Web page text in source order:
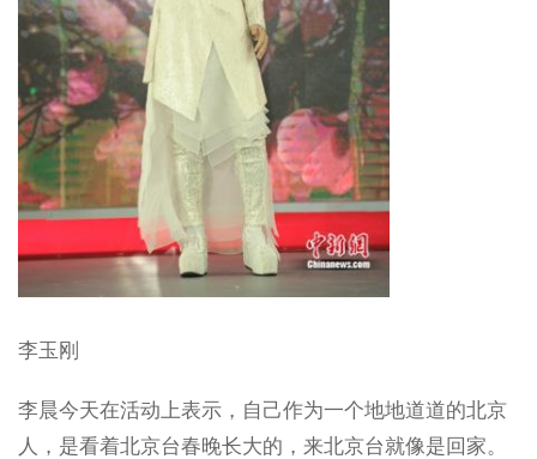
李玉刚
李晨今天在活动上表示，自己作为一个地地道道的北京
人，是看着北京台春晚长大的，来北京台就像是回家。